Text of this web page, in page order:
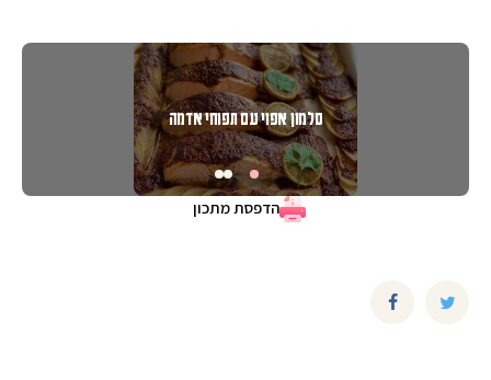
סלמון אפוי עם תפוחי אדמה
הדפסת מתכון